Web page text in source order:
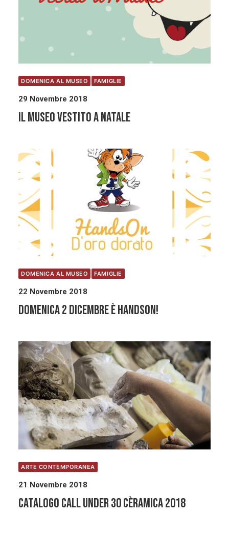
DOMENICA AL MUSEO FAMIGLIE
29 Novembre 2018
Il Museo vestito a Natale
DOMENICA AL MUSEO FAMIGLIE
22 Novembre 2018
Domenica 2 dicembre è HandsOn!
ARTE CONTEMPORANEA
21 Novembre 2018
Catalogo call under 30 Cèramica 2018